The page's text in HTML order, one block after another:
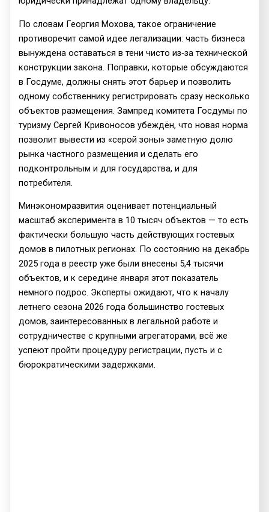
По словам Георгия Мохова, такое ограничение
противоречит самой идее легализации: часть бизнеса
вынуждена оставаться в тени чисто из‑за технической
конструкции закона. Поправки, которые обсуждаются
в Госдуме, должны снять этот барьер и позволить
одному собственнику регистрировать сразу несколько
объектов размещения. Зампред комитета Госдумы по
туризму Сергей Кривоносов убеждён, что новая норма
позволит вывести из «серой зоны» заметную долю
рынка частного размещения и сделать его
подконтрольным и для государства, и для
потребителя.
Минэкономразвития оценивает потенциальный
масштаб эксперимента в 10 тысяч объектов — то есть
фактически большую часть действующих гостевых
домов в пилотных регионах. По состоянию на декабрь
2025 года в реестр уже были внесены 5,4 тысячи
объектов, и к середине января этот показатель
немного подрос. Эксперты ожидают, что к началу
летнего сезона 2026 года большинство гостевых
домов, заинтересованных в легальной работе и
сотрудничестве с крупными агрегаторами, всё же
успеют пройти процедуру регистрации, пусть и с
бюрократическими задержками.